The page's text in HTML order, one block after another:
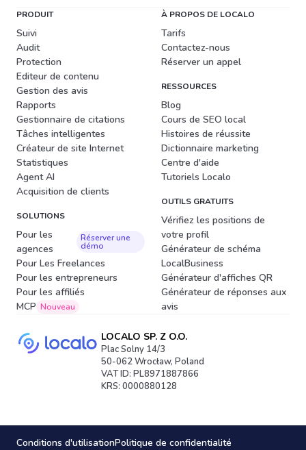
PRODUIT
Suivi
Audit
Protection
Editeur de contenu
Gestion des avis
Rapports
Gestionnaire de citations
Tâches intelligentes
Créateur de site Internet
Statistiques
Agent AI
Acquisition de clients
SOLUTIONS
Pour les
agences
Réserver une
démo
Pour Les Freelances
Pour les entrepreneurs
Pour les affiliés
MCP Nouveau
À PROPOS DE LOCALO
Tarifs
Contactez-nous
Réserver un appel
RESSOURCES
Blog
Cours de SEO local
Histoires de réussite
Dictionnaire marketing
Centre d'aide
Tutoriels Localo
OUTILS GRATUITS
Vérifiez les positions de
votre profil
Générateur de schéma
LocalBusiness
Générateur d'affiches QR
Générateur de réponses aux
avis
LOCALO SP. Z O.O.
Plac Solny 14/3
50-062 Wrocław, Poland
VAT ID: PL8971887866
KRS: 0000880128
Conditions d'utilisationPolitique de confidentialité